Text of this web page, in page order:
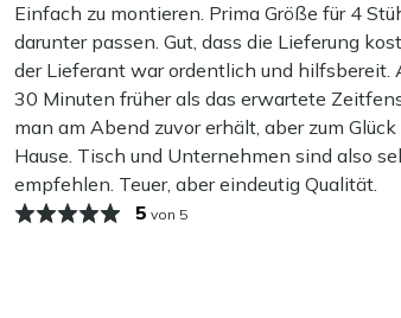
Wichtig zu wissen:Der Gartentisch wurde
Gartentisch nach der Lieferung mit einem
Reinigung ist im ersten Jahr bei Old Teak
abtragen.
Kann ich meinen Gartentisch
Ja, kein Problem! Unsere Gartenmöbel sind
Einfach zu montieren. Prima Größe für 4
darunter passen. Gut, dass die Lieferung
der Lieferant war ordentlich und hilfsbereit.
30 Minuten früher als das erwartete
man am Abend zuvor erhält, aber zum Glück
Hause. Tisch und Unternehmen sind also
empfehlen. Teuer, aber eindeutig Qualität.
5 von 5